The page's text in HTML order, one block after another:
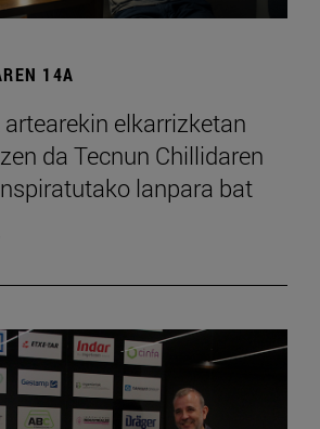
14A
elkarrizketan
da Tecnun Chillidaren
lanpara bat